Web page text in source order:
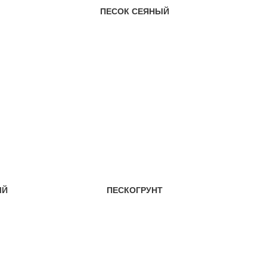
ПЕСОК СЕЯНЫЙ
ПЕСКОГРУНТ